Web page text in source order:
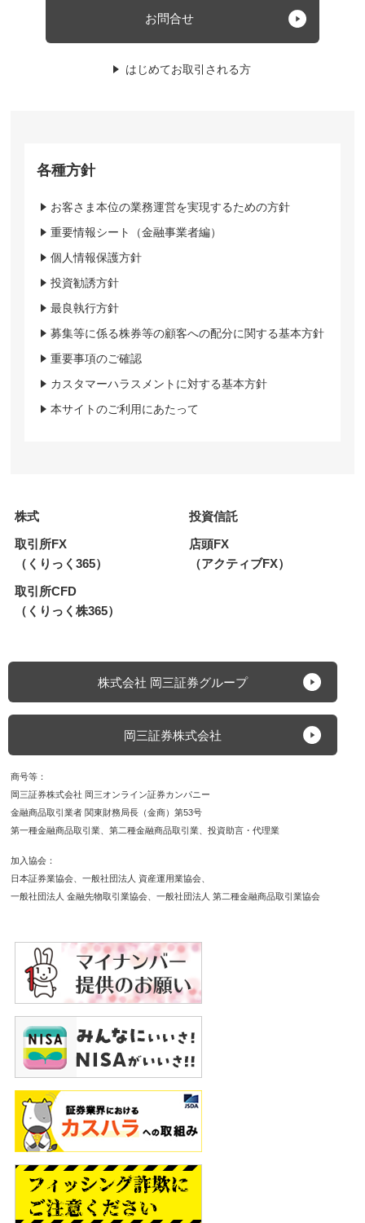
お問合せ
はじめてお取引される方
各種方針
お客さま本位の業務運営を実現するための方針
重要情報シート（金融事業者編）
個人情報保護方針
投資勧誘方針
最良執行方針
募集等に係る株券等の顧客への配分に関する基本方針
重要事項のご確認
カスタマーハラスメントに対する基本方針
本サイトのご利用にあたって
株式
投資信託
取引所FX
（くりっく365）
店頭FX
（アクティブFX）
取引所CFD
（くりっく株365）
株式会社 岡三証券グループ
岡三証券株式会社
商号等
岡三証券株式会社 岡三オンライン証券カンパニー
金融商品取引業者 関東財務局長（金商）第53号
第一種金融商品取引業
第二種金融商品取引業 投資助言・代理業
加入協会
日本証券業協会
一般社団法人 資産運用業協会
一般社団法人 金融先物取引業協会
一般社団法人 第二種金融商品取引業協会